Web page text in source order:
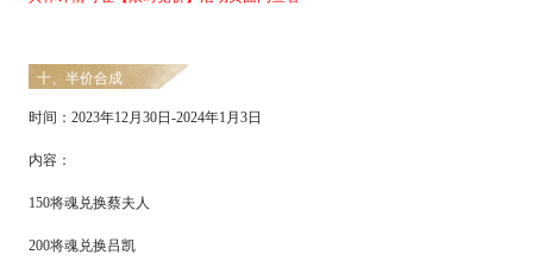
十、半价合成
时间： 2023年12月 30日 -2024年1 月 3日
内容：
150将魂兑换蔡夫人
200将魂兑换吕凯